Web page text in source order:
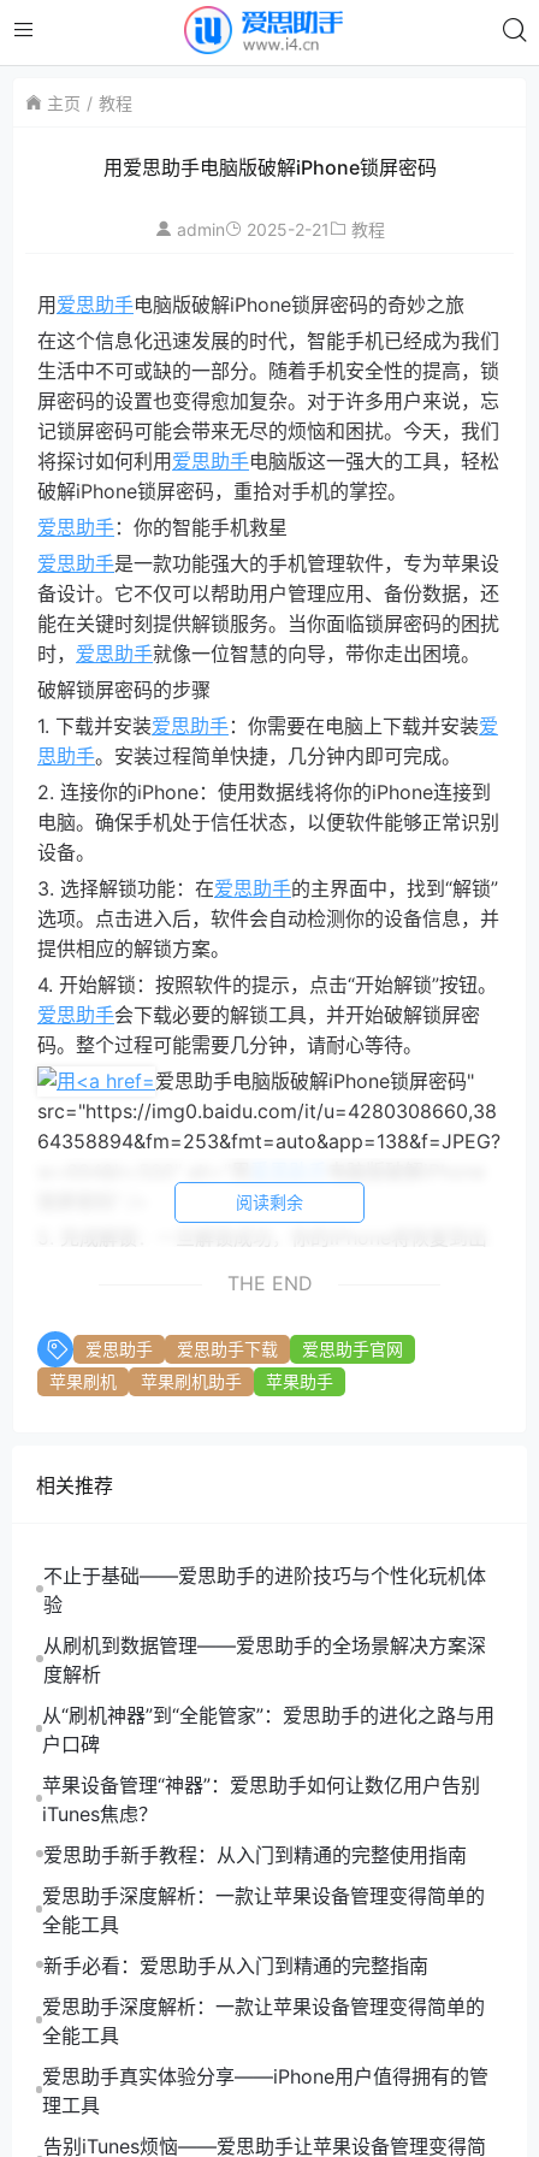
主页 教程
用爱思助手电脑版破解iPhone锁屏密码
admin 2025-2-21 教程
用 爱思助手电脑版破解iPhone锁屏密码的奇妙之旅
在这个信息化迅速发展的时代，智能手机已经成为我们
生活中不可或缺的一部分。随着手机安全性的提高，锁
屏密码的设置也变得愈加复杂。对于许多用户来说，忘
记锁屏密码可能会带来无尽的烦恼和困扰。今天，我们
将探讨如何利用 爱思助手电脑版这一强大的工具，轻松
破解iPhone锁屏密码，重拾对手机的掌控。
爱思助手：你的智能手机救星
爱思助手是一款功能强大的手机管理软件，专为苹果设
备设计。它不仅可以帮助用户管理应用、备份数据，还
能在关键时刻提供解锁服务。当你面临锁屏密码的困扰
时， 爱思助手就像一位智慧的向导，带你走出困境。
破解锁屏密码的步骤
1. 下载并安装爱思助手：你需要在电脑上下载并安装爱
思助手。安装过程简单快捷，几分钟内即可完成。
2. 连接你的iPhone：使用数据线将你的iPhone连接到
电脑。确保手机处于信任状态，以便软件能够正常识别
设备。
3. 选择解锁功能：在爱思助手的主界面中，找到“解锁”
选项。点击进入后，软件会自动检测你的设备信息，并
提供相应的解锁方案。
4. 开始解锁：按照软件的提示，点击“开始解锁”按钮。
爱思助手会下载必要的解锁工具，并开始破解锁屏密
码。整个过程可能需要几分钟，请耐心等待。
爱思助手电脑版破解iPhone锁屏密码"
src="https://img0.baidu.com/it/u=4280308660,38
64358894&fm=253&fmt=auto&app=138&f=JPEG?
安全与隐私的考量
虽然爱思助手提供了便捷的解锁服务，但在使用过程
中，用户必须注意保护个人隐私。确保在可信的环境中
破解iPhone锁屏密码的过程并不复杂，
为忘记密码还是其他原因， 爱思助手都能帮助你轻松找
回对手机的控制权。希望能引起更多用户的关注，让大
能生活的乐趣。
在这个数字化的时代，掌握正确的工具和方法，才能让
我们的生活更加便捷与高效。爱思助手，正是你在智能
手机世界中的得力助手。
阅读剩余
THE END
爱思助手 爱思助手下载
爱思助手官网
苹果刷机
苹果刷机助手 苹果助手
相关推荐
不止于基础——爱思助手的进阶技巧与个性化玩机体
验
从刷机到数据管理——爱思助手的全场景解决方案深
度解析
从“刷机神器”到“全能管家”：爱思助手的进化之路与用
户口碑
苹果设备管理“神器”：爱思助手如何让数亿用户告别
iTunes焦虑？
爱思助手新手教程：从入门到精通的完整使用指南
爱思助手深度解析：一款让苹果设备管理变得简单的
全能工具
新手必看：爱思助手从入门到精通的完整指南
爱思助手深度解析：一款让苹果设备管理变得简单的
全能工具
爱思助手真实体验分享——iPhone用户值得拥有的管
理工具
告别iTunes烦恼——爱思助手让苹果设备管理变得简